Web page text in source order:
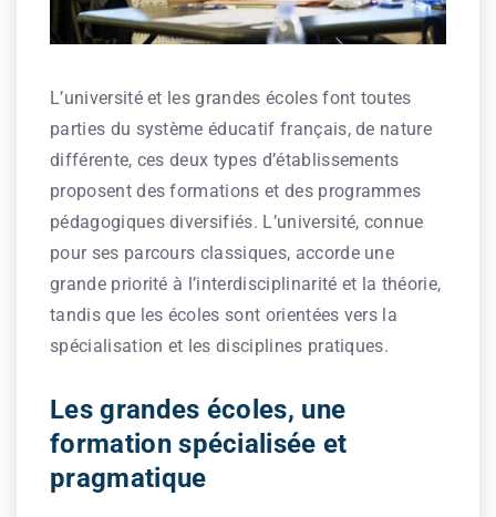
L’université et les grandes écoles font toutes
parties du système éducatif français, de nature
différente, ces deux types d’établissements
proposent des formations et des programmes
pédagogiques diversifiés. L’université, connue
pour ses parcours classiques, accorde une
grande priorité à l’interdisciplinarité et la théorie,
tandis que les écoles sont orientées vers la
spécialisation et les disciplines pratiques.
Les grandes écoles, une
formation spécialisée et
pragmatique